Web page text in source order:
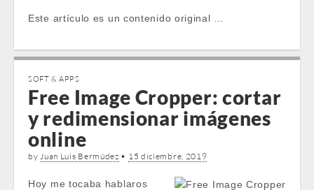
Este artículo es un contenido original …
SOFT & APPS
Free Image Cropper: cortar
y redimensionar imágenes
online
byJuan Luis Bermúdez • 15 diciembre, 2019
Hoy me tocaba hablaros